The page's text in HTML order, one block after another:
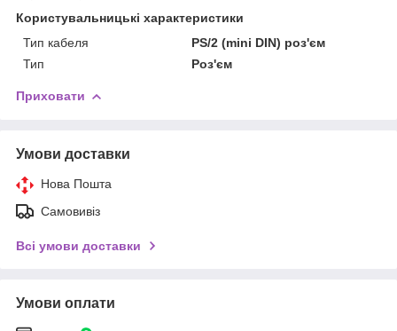
Користувальницькі характеристики
Тип кабеля
PS/2 (mini DIN) роз'єм
Тип
Роз'єм
Приховати
Умови доставки
Нова Пошта
Самовивіз
Всі умови доставки
Умови оплати